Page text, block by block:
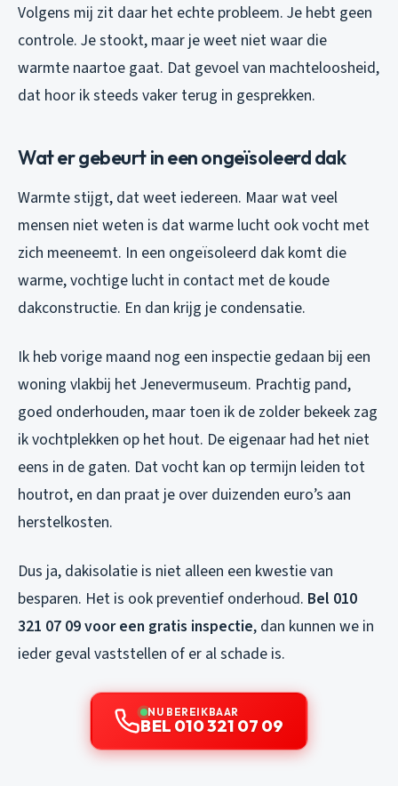
Volgens mij zit daar het echte probleem. Je hebt geen
controle. Je stookt, maar je weet niet waar die
warmte naartoe gaat. Dat gevoel van machteloosheid,
dat hoor ik steeds vaker terug in gesprekken.
Wat er gebeurt in een ongeïsoleerd dak
Warmte stijgt, dat weet iedereen. Maar wat veel
mensen niet weten is dat warme lucht ook vocht met
zich meeneemt. In een ongeïsoleerd dak komt die
warme, vochtige lucht in contact met de koude
dakconstructie. En dan krijg je condensatie.
Ik heb vorige maand nog een inspectie gedaan bij een
woning vlakbij het Jenevermuseum. Prachtig pand,
goed onderhouden, maar toen ik de zolder bekeek zag
ik vochtplekken op het hout. De eigenaar had het niet
eens in de gaten. Dat vocht kan op termijn leiden tot
houtrot, en dan praat je over duizenden euro’s aan
herstelkosten.
Dus ja, dakisolatie is niet alleen een kwestie van
besparen. Het is ook preventief onderhoud. Bel 010
321 07 09 voor een gratis inspectie, dan kunnen we in
ieder geval vaststellen of er al schade is.
NU BEREIKBAAR
BEL 010 321 07 09